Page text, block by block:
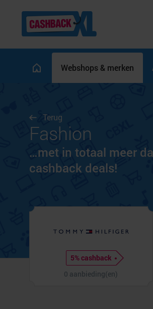
Webshops & merken
Terug
Fashion
…met in totaal meer
cashback deals!
5% cashback
0 aanbieding(en)